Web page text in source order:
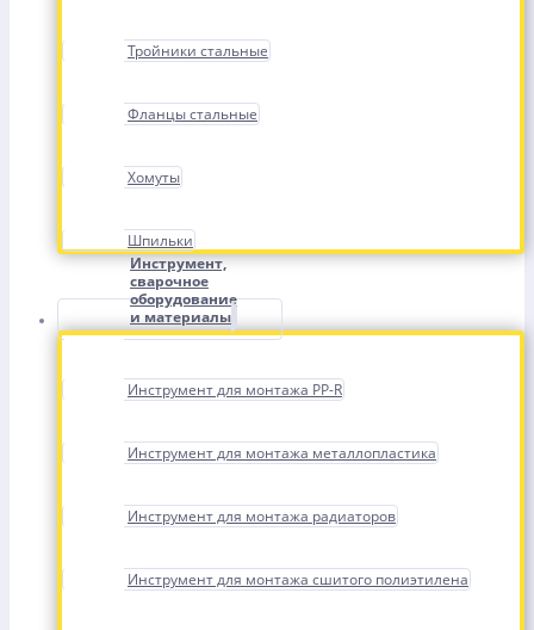
Тройники стальные
Фланцы стальные
Хомуты
Шпильки
Инструмент,
сварочное
оборудование
и материалы
Инструмент для монтажа PP-R
Инструмент для монтажа металлопластика
Инструмент для монтажа радиаторов
Инструмент для монтажа сшитого полиэтилена